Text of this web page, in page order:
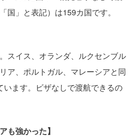
国」と表記）は159カ国です。
スイス、オランダ、ルクセンブル
ア、ポルトガル、マレーシアと同
ます。ビザなしで渡航できるの
も強かった】